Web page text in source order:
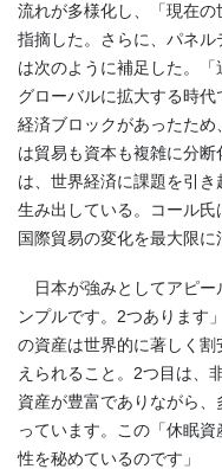
流れが多様化し、「現在
指摘した。さらに、パネ
は次のように補足した。
グローバルに拡大する時
経済ブロックがあったた
は貿易も資本も複雑に分
は、世界経済に課題を引
生み出している。コール
国際貿易の変化を最大限に
日本が強みとしてアピー
ンプルです。2つあります
の資産は世界的に著しく
えられること。2つ目は、
資産が豊富でありながら
っています。この「休眠
性を秘めているのです」